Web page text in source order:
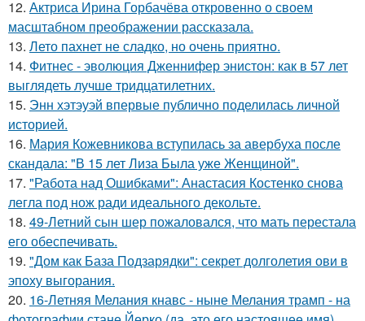
12. Актриса Ирина Горбачёва откровенно о своем
масштабном преображении рассказала.
13. Лето пахнет не сладко, но очень приятно.
14. Фитнес - эволюция Дженнифер энистон: как в 57 лет
выглядеть лучше тридцатилетних.
15. Энн хэтэуэй впервые публично поделилась личной
историей.
16. Мария Кожевникова вступилась за авербуха после
скандала: "В 15 лет Лиза Была уже Женщиной".
17. "Работа над Ошибками": Анастасия Костенко снова
легла под нож ради идеального декольте.
18. 49-Летний сын шер пожаловался, что мать перестала
его обеспечивать.
19. "Дом как База Подзарядки": секрет долголетия ови в
эпоху выгорания.
20. 16-Летняя Мелания кнавс - ныне Мелания трамп - на